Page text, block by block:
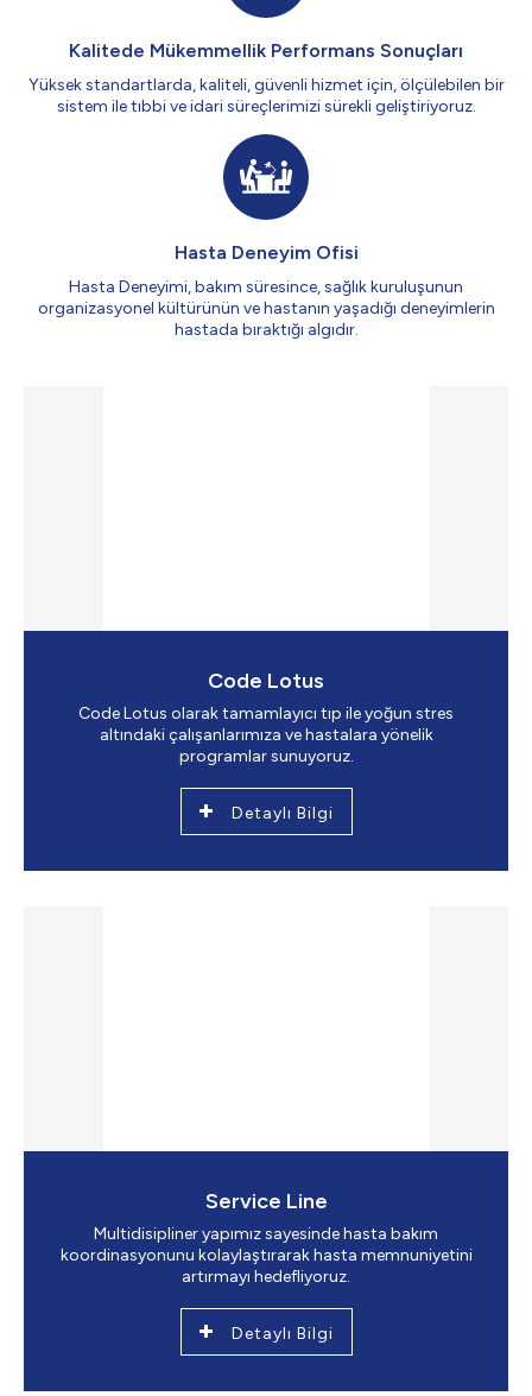
Kalitede Mükemmellik Performans Sonuçları
Yüksek standartlarda, kaliteli, güvenli hizmet için, ölçülebilen bir
sistem ile tıbbi ve idari süreçlerimizi sürekli geliştiriyoruz.
Hasta Deneyim Ofisi
Hasta Deneyimi, bakım süresince, sağlık kuruluşunun
organizasyonel kültürünün ve hastanın yaşadığı deneyimlerin
hastada bıraktığı algıdır.
Code Lotus
Code Lotus olarak tamamlayıcı tıp ile yoğun stres
altındaki çalışanlarımıza ve hastalara yönelik
programlar sunuyoruz.
Detaylı Bilgi
Service Line
Multidisipliner yapımız sayesinde hasta bakım
koordinasyonunu kolaylaştırarak hasta memnuniyetini
artırmayı hedefliyoruz.
Detaylı Bilgi